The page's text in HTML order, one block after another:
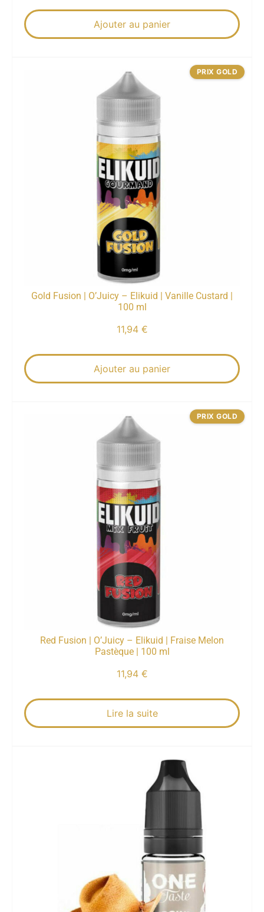
Ajouter au panier
Gold Fusion | O’Juicy – Elikuid | Vanille Custard |
100 ml
11,94 €
Ajouter au panier
PRIX GOLD
Red Fusion | O’Juicy – Elikuid | Fraise Melon
Pastèque | 100 ml
11,94 €
Lire la suite
PRIX GOLD